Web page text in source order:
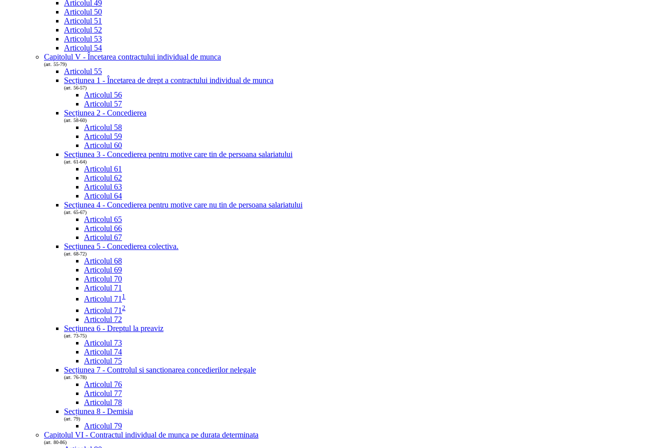
Articolul 49
Articolul 50
Articolul 51
Articolul 52
Articolul 53
Articolul 54
Capitolul V - Încetarea contractului individual de munca
(art. 55-79)
Articolul 55
Secțiunea 1 - Încetarea de drept a contractului individual de munca
(art. 56-57)
Articolul 56
Articolul 57
Secțiunea 2 - Concedierea
(art. 58-60)
Articolul 58
Articolul 59
Articolul 60
Secțiunea 3 - Concedierea pentru motive care tin de persoana salariatului
(art. 61-64)
Articolul 61
Articolul 62
Articolul 63
Articolul 64
Secțiunea 4 - Concedierea pentru motive care nu tin de persoana salariatului
(art. 65-67)
Articolul 65
Articolul 66
Articolul 67
Secțiunea 5 - Concedierea colectiva.
(art. 68-72)
Articolul 68
Articolul 69
Articolul 70
Articolul 71
Articolul 71 1
Articolul 71 2
Articolul 72
Secțiunea 6 - Dreptul la preaviz
(art. 73-75)
Articolul 73
Articolul 74
Articolul 75
Secțiunea 7 - Controlul si sanctionarea concedierilor nelegale
(art. 76-78)
Articolul 76
Articolul 77
Articolul 78
Secțiunea 8 - Demisia
(art. 79)
Articolul 79
Capitolul VI - Contractul individual de munca pe durata determinata
(art. 80-86)